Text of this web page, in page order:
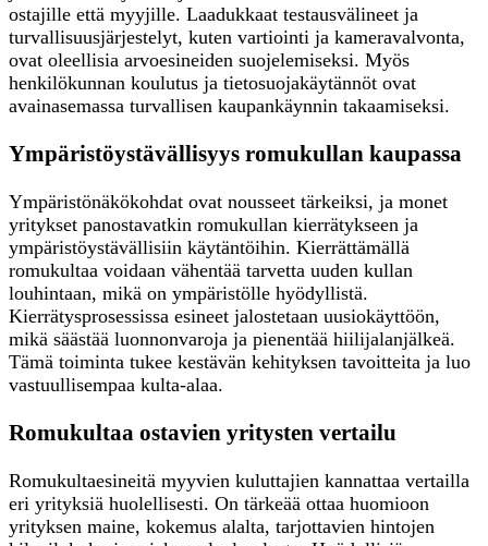
ostajille että myyjille. Laadukkaat testausvälineet ja
turvallisuusjärjestelyt, kuten vartiointi ja kameravalvonta,
ovat oleellisia arvoesineiden suojelemiseksi. Myös
henkilökunnan koulutus ja tietosuojakäytännöt ovat
avainasemassa turvallisen kaupankäynnin takaamiseksi.
Ympäristöystävällisyys romukullan kaupassa
Ympäristönäkökohdat ovat nousseet tärkeiksi, ja monet
yritykset panostavatkin romukullan kierrätykseen ja
ympäristöystävällisiin käytäntöihin. Kierrättämällä
romukultaa voidaan vähentää tarvetta uuden kullan
louhintaan, mikä on ympäristölle hyödyllistä.
Kierrätysprosessissa esineet jalostetaan uusiokäyttöön,
mikä säästää luonnonvaroja ja pienentää hiilijalanjälkeä.
Tämä toiminta tukee kestävän kehityksen tavoitteita ja luo
vastuullisempaa kulta-alaa.
Romukultaa ostavien yritysten vertailu
Romukultaesineitä myyvien kuluttajien kannattaa vertailla
eri yrityksiä huolellisesti. On tärkeää ottaa huomioon
yrityksen maine, kokemus alalta, tarjottavien hintojen